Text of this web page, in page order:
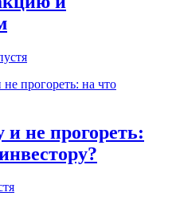
не прогореть: